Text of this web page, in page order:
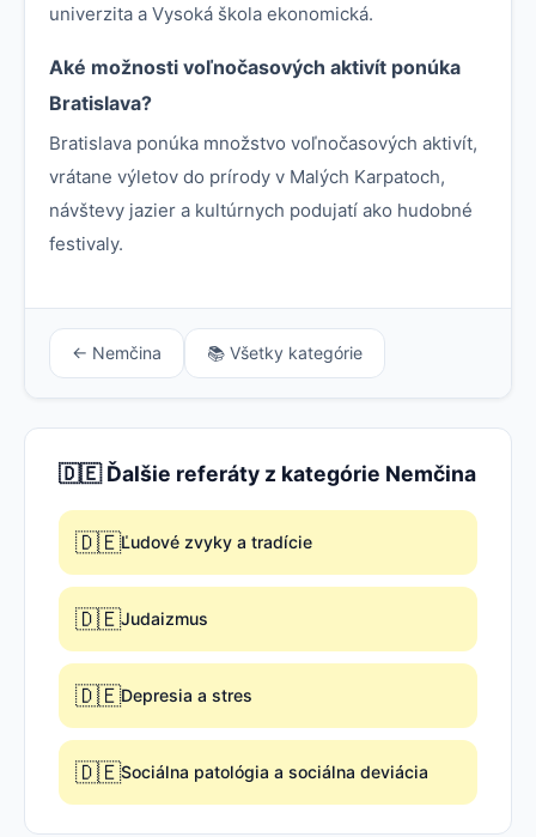
univerzita a Vysoká škola ekonomická.
Aké možnosti voľnočasových aktivít ponúka
Bratislava?
Bratislava ponúka množstvo voľnočasových aktivít,
vrátane výletov do prírody v Malých Karpatoch,
návštevy jazier a kultúrnych podujatí ako hudobné
festivaly.
← Nemčina 📚 Všetky kategórie
🇩🇪 Ďalšie referáty z kategórie Nemčina
🇩🇪Ľudové zvyky a tradície
🇩🇪Judaizmus
🇩🇪Depresia a stres
🇩🇪Sociálna patológia a sociálna deviácia